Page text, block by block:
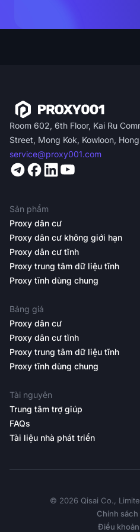
Room 602, 6th Floor, Kai Ru
Street, Mong Kok, Kowloon,
service@proxy001.com
Sản phẩm
Proxy dân cư
Proxy dân cư không giới hạn
Proxy dân cư tĩnh
Proxy trung tâm dữ liệu tĩnh
Proxy tĩnh dùng chung
Bảng giá
Proxy dân cư
Proxy dân cư tĩnh
Proxy trung tâm dữ liệu tĩnh
Proxy tĩnh dùng chung
Tài nguyên
Trung tâm trợ giúp
FAQs
Tài liệu nhà phát triển
©️ 2026 Qisai Co.,
Chính sách
Điều